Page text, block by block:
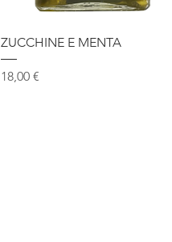
Vista rapida
ZUCCHINE E MENTA
Prezzo
18,00 €